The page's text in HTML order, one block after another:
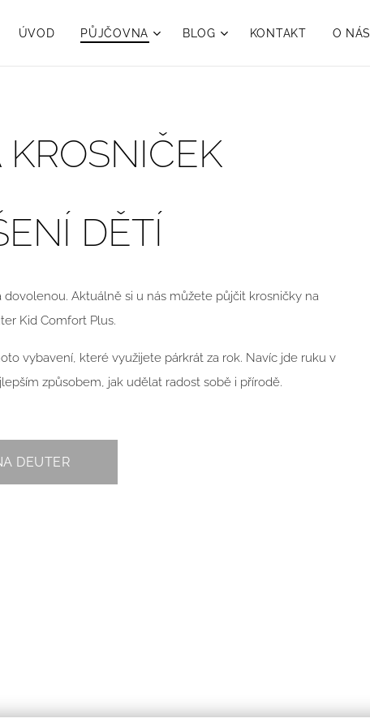
ÚVOD PŮJČOVNA BLOG KONTAKT O NÁS
DĚTÍ
Aktuálně si u nás můžete půjčit krosničky na
Kid Comfort Plus.
vybavení, které využijete párkrát za rok. Navíc jde ruku v
způsobem, jak udělat radost sobě i přírodě.
DEUTER